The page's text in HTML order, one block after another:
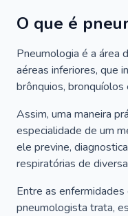
O que é
Pneumologia é a área
aéreas inferiores, que
brônquios,
Assim, uma maneira
especialidade de um
ele previne,
respiratórias de
Entre as
pneumologista trata,